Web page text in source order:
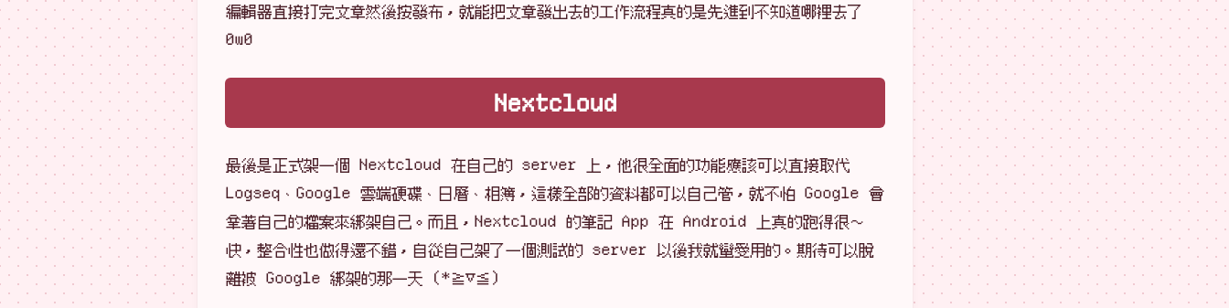
編輯器直接打完文章然後按發布，就能把文章發出去的工作流程真的是先進到不知道哪裡去了
0w0
Nextcloud
最後是正式架一個 Nextcloud 在自己的 server 上，他很全面的功能應該可以直接取代
Logseq、Google 雲端硬碟、日曆、相簿，這樣全部的資料都可以自己管，就不怕 Google 會
拿著自己的檔案來綁架自己。而且，Nextcloud 的筆記 App 在 Android 上真的跑得很～
快，整合性也做得還不錯，自從自己架了一個測試的 server 以後我就蠻愛用的。期待可以脫
離被 Google 綁架的那一天 (*≧▽≦)